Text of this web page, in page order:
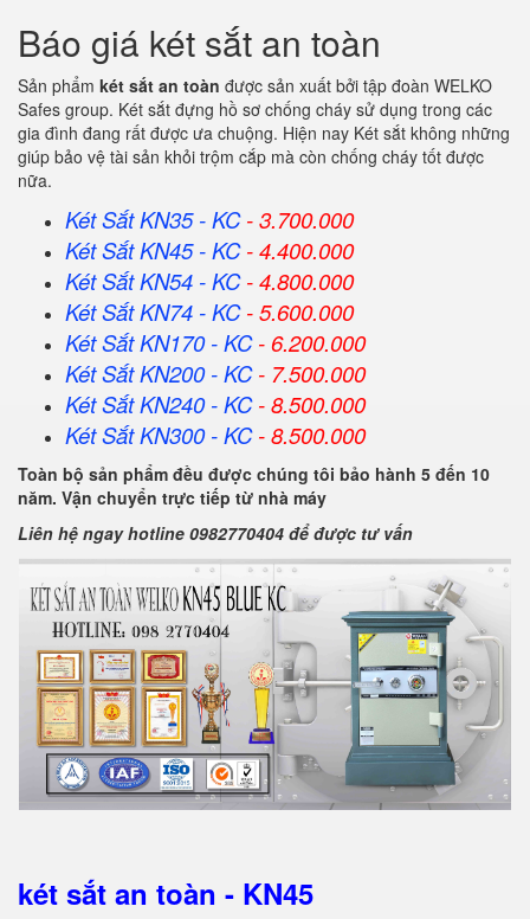
Báo giá két sắt an toàn
Sản phẩm két sắt an toàn được sản xuất bởi tập đoàn WELKO
Safes group. Két sắt đựng hồ sơ chống cháy sử dụng trong các
gia đình đang rất được ưa chuộng. Hiện nay Két sắt không những
giúp bảo vệ tài sản khỏi trộm cắp mà còn chống cháy tốt được
nữa.
Két Sắt KN35 - KC- 3.700.000
Két Sắt KN45 - KC- 4.400.000
Két Sắt KN54 - KC- 4.800.000
Két Sắt KN74 - KC- 5.600.000
Két Sắt KN170 - KC- 6.200.000
Két Sắt KN200 - KC- 7.500.000
Két Sắt KN240 - KC- 8.500.000
Két Sắt KN300 - KC- 8.500.000
Toàn bộ sản phẩm đều được chúng tôi bảo hành 5 đến 10
năm. Vận chuyển trực tiếp từ nhà máy
Liên hệ ngay hotline 0982770404 để được tư vấn
két sắt an toàn - KN45